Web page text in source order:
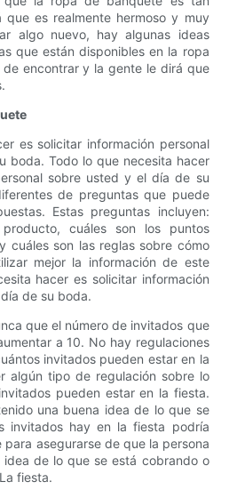
es realmente hermoso y muy
algo nuevo, hay algunas ideas
que están disponibles en la ropa
encontrar y la gente le dirá que
es solicitar información personal
boda. Todo lo que necesita hacer
sobre usted y el día de su
de preguntas que puede
Estas preguntas incluyen:
cuáles son los puntos
cuáles son las reglas sobre cómo
mejor la información de este
hacer es solicitar información
de su boda.
que el número de invitados que
a 10. No hay regulaciones
invitados pueden estar en la
algún tipo de regulación sobre lo
pueden estar en la fiesta.
una buena idea de lo que se
invitados hay en la fiesta podría
asegurarse de que la persona
de lo que se está cobrando o
fiesta.